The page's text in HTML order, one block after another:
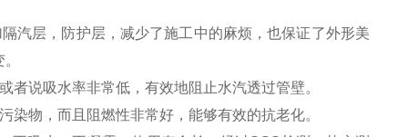
汽层，防护层，减少了施工中的麻烦，也保证了外形美
说吸水率非常低，有效地阻止水汽透过管壁。
物，而且阻燃性非常好，能够有效的抗老化。